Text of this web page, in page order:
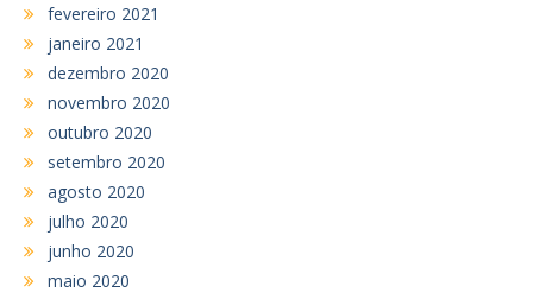
fevereiro 2021
janeiro 2021
dezembro 2020
novembro 2020
outubro 2020
setembro 2020
agosto 2020
julho 2020
junho 2020
maio 2020